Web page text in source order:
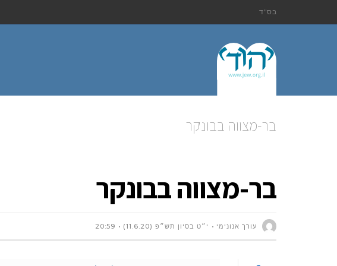
בס"ד
בר-מצווה בבונקר
בר-מצווה בבונקר
עורך אנונימי י״ט בסיון תש״פ (11.6.20) 20:59